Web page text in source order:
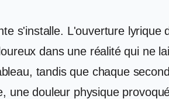
s'installe. L'ouverture lyrique
dans une réalité qui ne
tandis que chaque
une douleur physique